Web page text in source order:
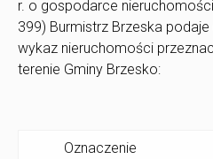
r. o gospodarce
399) Burmistrz Brzeska
wykaz nieruchomości
terenie Gminy Brzesko:
Oznaczenie